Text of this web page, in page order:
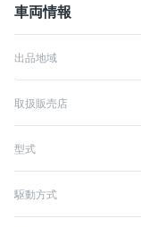
車両情報
出品地域
取扱販売店
型式
駆動方式